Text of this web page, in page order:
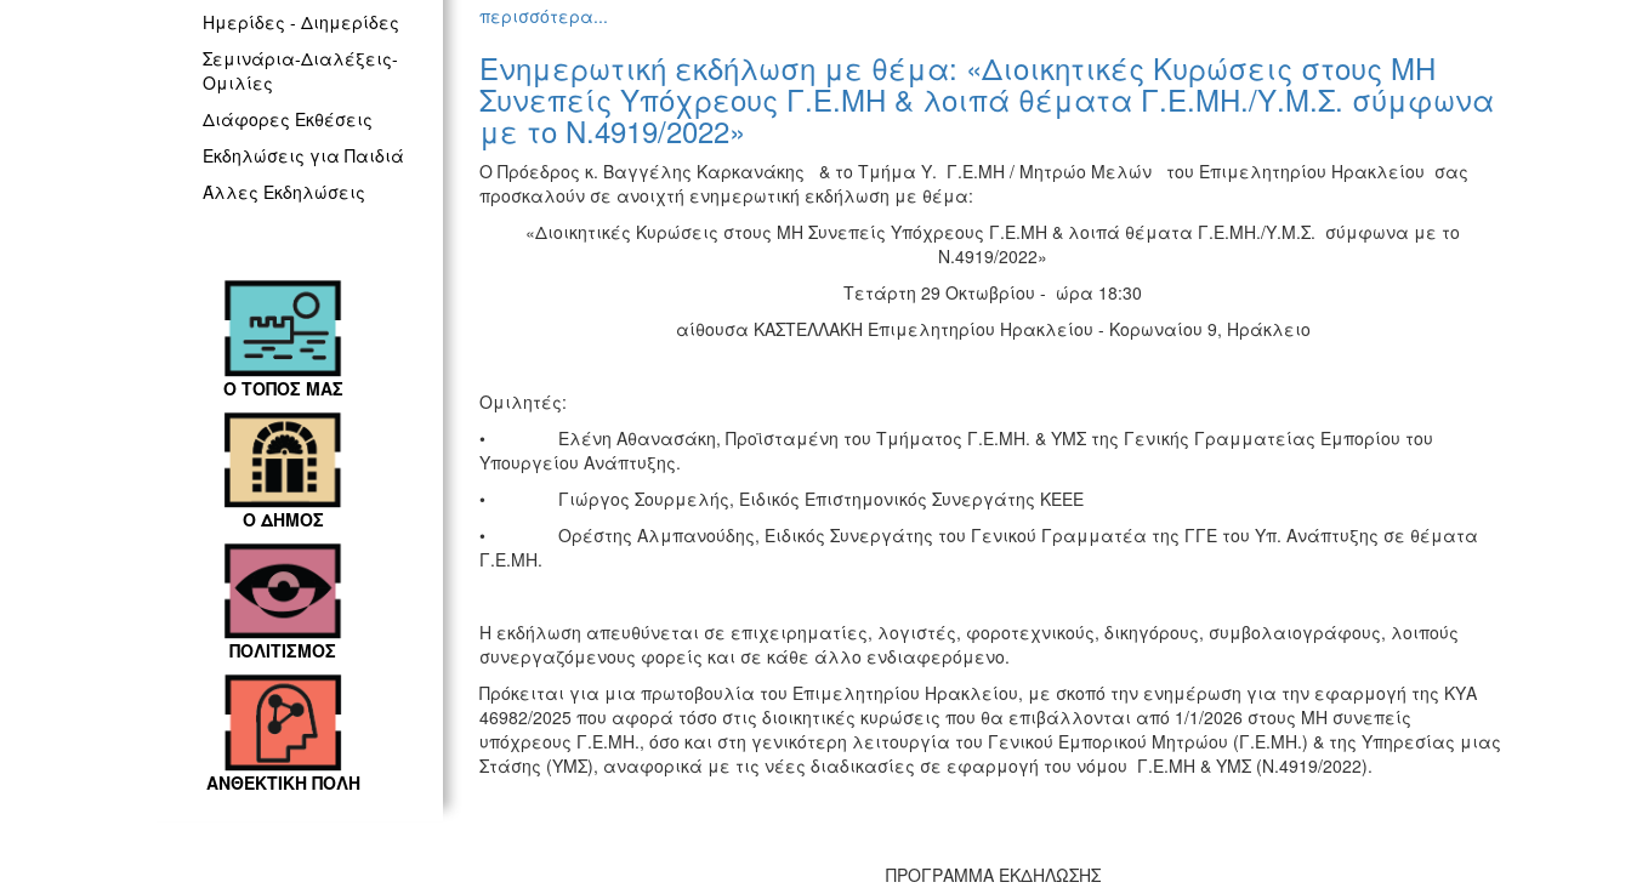
Ημερίδες - Διημερίδες
Σεμινάρια-Διαλέξεις-
Ομιλίες
Διάφορες Εκθέσεις
Εκδηλώσεις για Παιδιά
Άλλες Εκδηλώσεις
Ο ΤΟΠΟΣ ΜΑΣ
Ο ΔΗΜΟΣ
ΠΟΛΙΤΙΣΜΟΣ
ΑΝΘΕΚΤΙΚΗ ΠΟΛΗ
περισσότερα...
Ενημερωτική εκδήλωση με θέμα: «Διοικητικές Κυρώσεις στους ΜΗ
Συνεπείς Υπόχρεους Γ.Ε.ΜΗ & λοιπά θέματα Γ.Ε.ΜΗ./Υ.Μ.Σ. σύμφωνα
με το Ν.4919/2022»
Ο Πρόεδρος κ. Βαγγέλης Καρκανάκης & το Τμήμα Υ. Γ.Ε.ΜΗ / Μητρώο Μελών του Επιμελητηρίου Ηρακλείου σας
προσκαλούν σε ανοιχτή ενημερωτική εκδήλωση με θέμα:
«Διοικητικές Κυρώσεις στους ΜΗ Συνεπείς Υπόχρεους Γ.Ε.ΜΗ & λοιπά θέματα Γ.Ε.ΜΗ./Υ.Μ.Σ. σύμφωνα με το
Ν.4919/2022»
Τετάρτη 29 Οκτωβρίου - ώρα 18:30
αίθουσα ΚΑΣΤΕΛΛΑΚΗ Επιμελητηρίου Ηρακλείου - Κορωναίου 9, Ηράκλειο
Ομιλητές:
• Ελένη Αθανασάκη, Προϊσταμένη του Τμήματος Γ.Ε.ΜΗ. & ΥΜΣ της Γενικής Γραμματείας Εμπορίου του
Υπουργείου Ανάπτυξης.
• Γιώργος Σουρμελής, Ειδικός Επιστημονικός Συνεργάτης ΚΕΕΕ
• Ορέστης Αλμπανούδης, Ειδικός Συνεργάτης του Γενικού Γραμματέα της ΓΓΕ του Υπ. Ανάπτυξης σε θέματα
Γ.Ε.ΜΗ.
Η εκδήλωση απευθύνεται σε επιχειρηματίες, λογιστές, φοροτεχνικούς, δικηγόρους, συμβολαιογράφους, λοιπούς
συνεργαζόμενους φορείς και σε κάθε άλλο ενδιαφερόμενο.
Πρόκειται για μια πρωτοβουλία του Επιμελητηρίου Ηρακλείου, με σκοπό την ενημέρωση για την εφαρμογή της ΚΥΑ
46982/2025 που αφορά τόσο στις διοικητικές κυρώσεις που θα επιβάλλονται από 1/1/2026 στους ΜΗ συνεπείς
υπόχρεους Γ.Ε.ΜΗ., όσο και στη γενικότερη λειτουργία του Γενικού Εμπορικού Μητρώου (Γ.Ε.ΜΗ.) & της Υπηρεσίας μιας
Στάσης (ΥΜΣ), αναφορικά με τις νέες διαδικασίες σε εφαρμογή του νόμου Γ.Ε.ΜΗ & ΥΜΣ (Ν.4919/2022).
ΠΡΟΓΡΑΜΜΑ ΕΚΔΗΛΩΣΗΣ